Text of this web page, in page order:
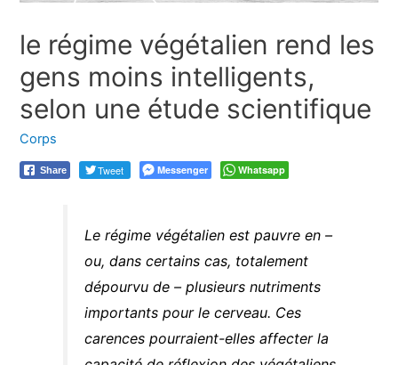
le régime végétalien rend les
gens moins intelligents,
selon une étude scientifique
Corps
Share Tweet Messenger Whatsapp
Le régime végétalien est pauvre en –
ou, dans certains cas, totalement
dépourvu de – plusieurs nutriments
importants pour le cerveau. Ces
carences pourraient-elles affecter la